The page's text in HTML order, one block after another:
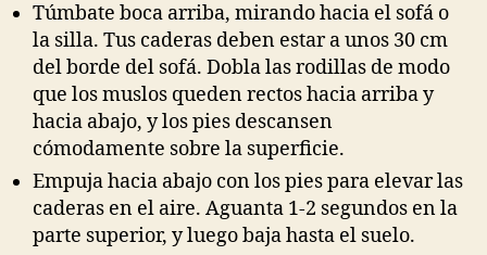
Túmbate boca arriba, mirando hacia el sofá o
la silla. Tus caderas deben estar a unos 30 cm
del borde del sofá. Dobla las rodillas de modo
que los muslos queden rectos hacia arriba y
hacia abajo, y los pies descansen
cómodamente sobre la superficie.
Empuja hacia abajo con los pies para elevar las
caderas en el aire. Aguanta 1-2 segundos en la
parte superior, y luego baja hasta el suelo.